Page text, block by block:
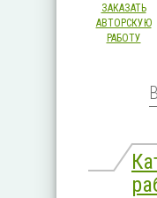
ЗАКАЗАТЬ
АВТОРСКУЮ
РАБОТУ